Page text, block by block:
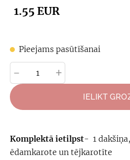
1.55 EUR
Pieejams pasūtīšanai
- +
IELIKT
Komplektā ietilpst- 1
ēdamkarote un tējkarotīte